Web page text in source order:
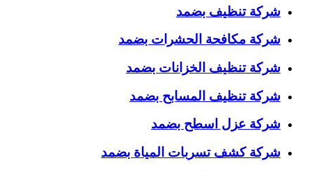
شركة تنظيف بضمد
شركة مكافحة الحشرات بضمد
شركة تنظيف الخزانات بضمد
شركة تنظيف المسابح بضمد
شركة عزل اسطح بضمد
شركة كشف تسربات المياة بضمد